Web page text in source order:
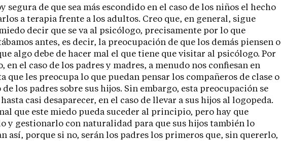
segura de que sea más escondido en el caso de los niños el hecho
a terapia frente a los adultos. Creo que, en general, sigue
decir que se va al psicólogo, precisamente por lo que
antes, es decir, la preocupación de que los demás piensen o
algo debe de hacer mal el que tiene que visitar al psicólogo. Por
en el caso de los padres y madres, a menudo nos confiesan en
que les preocupa lo que puedan pensar los compañeros de clase o
de los padres sobre sus hijos. Sin embargo, esta preocupación se
casi desaparecer, en el caso de llevar a sus hijos al logopeda.
que este miedo pueda suceder al principio, pero hay que
y gestionarlo con naturalidad para que sus hijos también lo
así, porque si no, serán los padres los primeros que, sin quererlo,